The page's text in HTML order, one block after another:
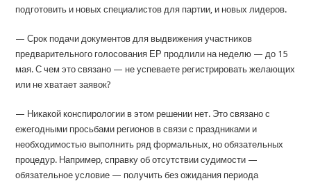
подготовить и новых специалистов для партии, и новых лидеров.
— Срок подачи документов для выдвижения участников
предварительного голосования ЕР продлили на неделю — до 15
мая. С чем это связано — не успеваете регистрировать желающих
или не хватает заявок?
— Никакой конспирологии в этом решении нет. Это связано с
ежегодными просьбами регионов в связи с праздниками и
необходимостью выполнить ряд формальных, но обязательных
процедур. Например, справку об отсутствии судимости —
обязательное условие — получить без ожидания периода